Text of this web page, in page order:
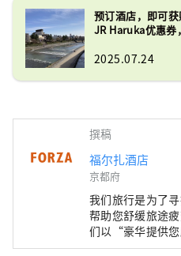
预订酒店，即可
JR Haruka优惠券
2025.07.24
撰稿
福尔扎酒店
京都府
我们旅行是为了
帮助您舒缓旅途
们以“豪华提供
的智能酒店”为